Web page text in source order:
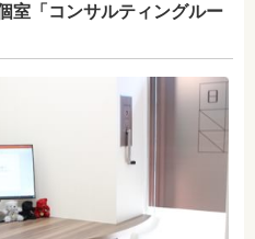
室「コンサルティングルー